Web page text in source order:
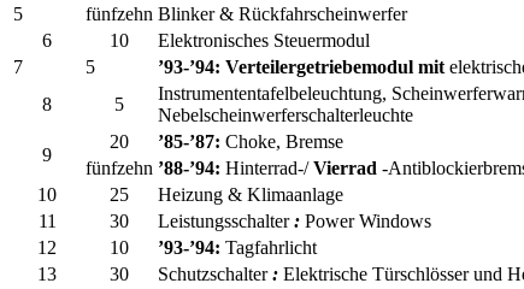
5
fünfzehn Blinker & Rückfahrscheinwerfer
6
10
Elektronisches Steuermodul
7
5 ’93-’94: Verteilergetriebemodul mit
8
5
Instrumententafelbeleuchtung,
Nebelscheinwerferschalterleuchte
9
20 ’85-’87: Choke, Bremse
fünfzehn ’88-’94: Hinterrad-/Vierrad -
10
25
Heizung & Klimaanlage
11
30 Leistungsschalter: Power Windows
12
10 ’93-’94: Tagfahrlicht
13
30 Schutzschalter: Elektrische Türschlösser und